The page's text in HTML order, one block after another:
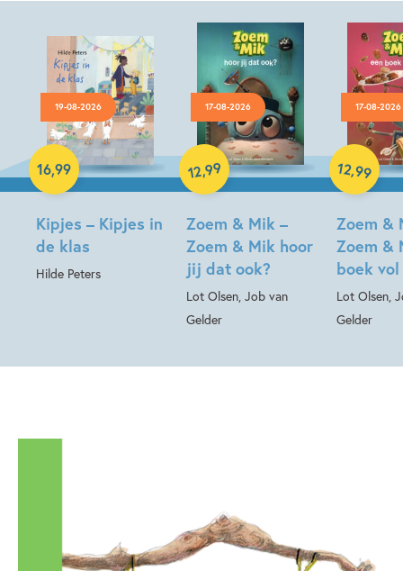
19-08-2026
Kipjes – Kipjes in
de klas
Hilde Peters
16,99
Hardcover
17-08-2026
Zoem & Mik –
Zoem & Mik hoor
jij dat ook?
Lot Olsen, Job van
Gelder
12,99
Hardcover
17-08-2026
Zoem &
Zoem &
boek
Lot Olsen,
Gelder
12,99
Hardcover